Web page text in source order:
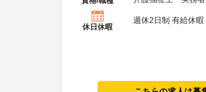
可）
休日休暇
週休2日制 有給休